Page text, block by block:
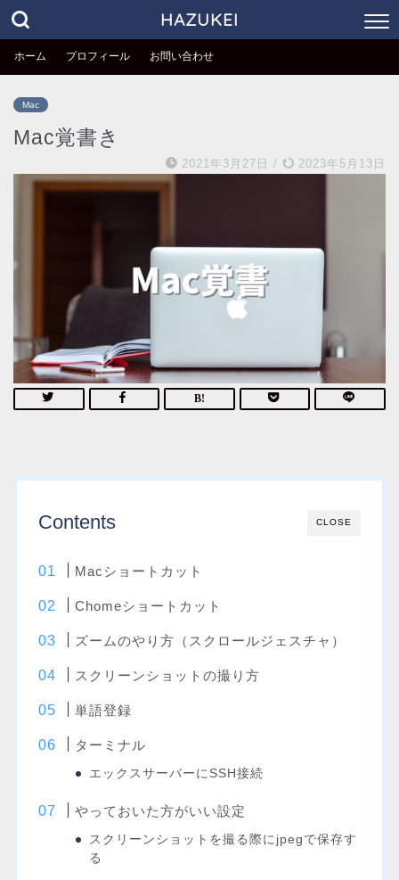
HAZUKEI
ホーム プロフィール お問い合わせ
Mac
Mac覚書き
2021年3月27日 / 2023年5月13日
CLOSE
Contents
Macショートカット
Chomeショートカット
ズームのやり方（スクロールジェスチャ）
スクリーンショットの撮り方
単語登録
ターミナル
エックスサーバーにSSH接続
やっておいた方がいい設定
スクリーンショットを撮る際にjpegで保存す
る